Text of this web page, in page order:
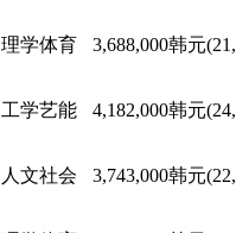
理学体育 3,688,000韩元
工学艺能 4,182,000韩元
人文社会 3,743,000韩元